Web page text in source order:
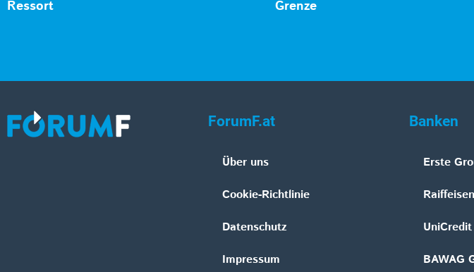
Ressort
Grenze
ForumF.at
Über uns
Cookie-Richtlinie
Datenschutz
Impressum
Banken
Erste
Raiffeisen
BAWAG